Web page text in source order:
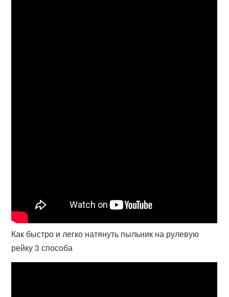
Как быстро и легко натянуть пыльник на рулевую
рейку 3 способа